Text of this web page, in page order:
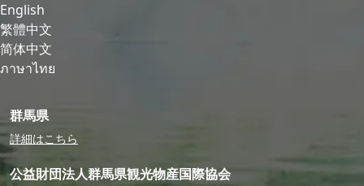
English
繁體中文
简体中文
ภาษาไทย
群馬県
詳細はこちら
公益財団法人群馬県観光物産国際協会